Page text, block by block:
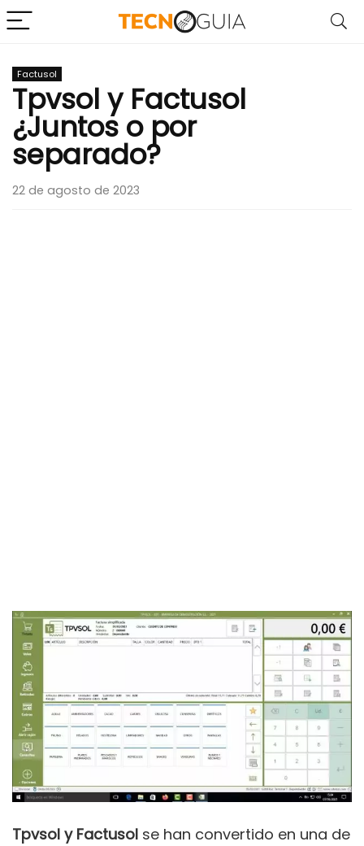
Factusol
Tpvsol y Factusol
¿Juntos o por
separado?
22 de agosto de 2023
Tpvsol y Factusol se han convertido en una de